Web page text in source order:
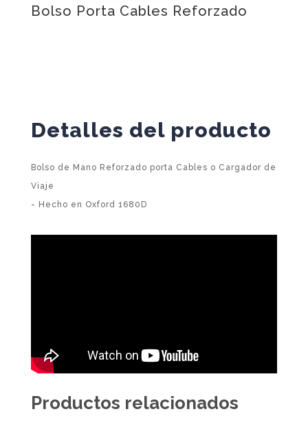
Bolso Porta Cables Reforzado
Detalles del producto
Bolso de Mano Reforzado porta Cables o Cargador de
Viaje
- Hecho en Oxford 1680D
Productos relacionados